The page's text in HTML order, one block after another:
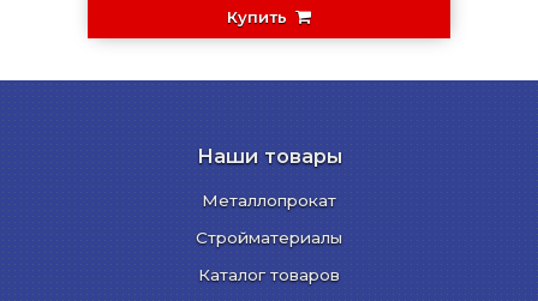
Купить
Наши товары
Металлопрокат
Стройматериалы
Каталог товаров